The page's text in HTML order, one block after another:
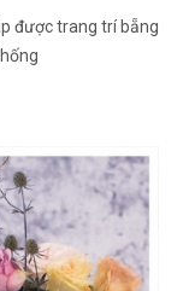
được trang trí bẵng